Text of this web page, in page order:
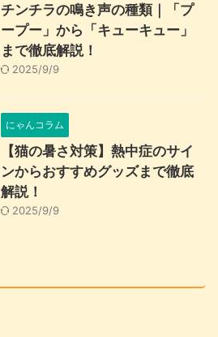
チンチラの鳴き声の種類｜「プ
ープー」から「キューキュー」
まで徹底解説！
2025/9/9
にゃんコラム
【猫の暑さ対策】熱中症のサイ
ンからおすすめグッズまで徹底
解説！
2025/9/9